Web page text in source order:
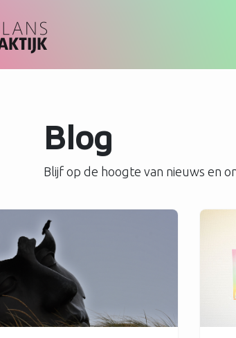
Blog
Blijf op de hoogte van nieuws en